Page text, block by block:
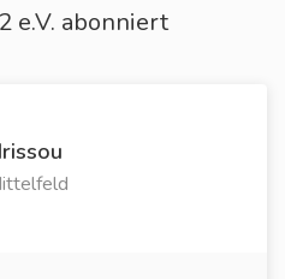
e.V. abonniert